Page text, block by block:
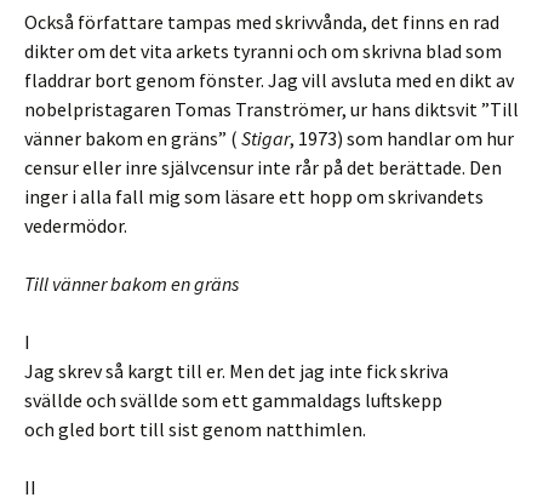
Också författare tampas med skrivvånda, det finns en rad
dikter om det vita arkets tyranni och om skrivna blad som
fladdrar bort genom fönster. Jag vill avsluta med en dikt av
nobelpristagaren Tomas Tranströmer, ur hans diktsvit ”Till
vänner bakom en gräns” ( Stigar, 1973) som handlar om hur
censur eller inre självcensur inte rår på det berättade. Den
inger i alla fall mig som läsare ett hopp om skrivandets
vedermödor.
Till vänner bakom en gräns
I
Jag skrev så kargt till er. Men det jag inte fick skriva
svällde och svällde som ett gammaldags luftskepp
och gled bort till sist genom natthimlen.
II